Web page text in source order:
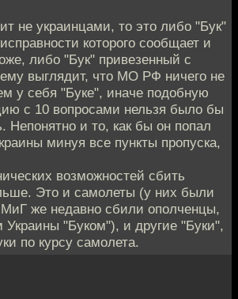
не украинцами, то это либо "Бук"
которого сообщает и
либо "Бук" привезенный с
выглядит, что МО РФ ничего не
у себя "Буке", иначе подобную
с 10 вопросами нельзя было бы
Непонятно и то, как бы он попал
минуя все пункты пропуска,
возможностей сбить
Это и самолеты (у них были
же недавно сбили ополченцы,
Украины "Буком"), и другие "Буки",
по курсу самолета.